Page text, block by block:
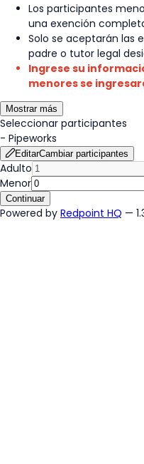
Los participantes
una exención
Solo se aceptarán las
padre o tutor legal
Ingrese su
menores se
Mostrar más
Seleccionar participantes
- Pipeworks
EditarCambiar participantes
Adulto
Menor
Continuar
Powered by Redpoint HQ —